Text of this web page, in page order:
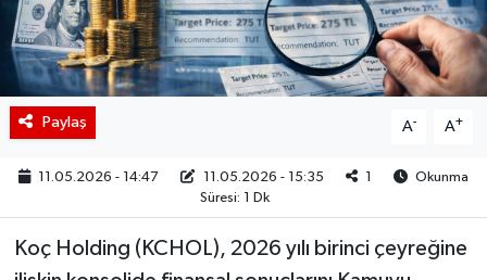
Paylaş A- A+
11.05.2026 - 14:47 11.05.2026 - 15:35 1
Okunma
Süresi: 1 Dk
Koç Holding (KCHOL), 2026 yılı birinci çeyreğine
Hakkımızda
İletişim